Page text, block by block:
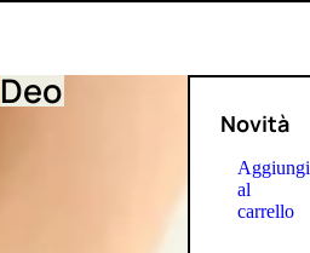
Deo
Novità
Aggiungi
al
carrello